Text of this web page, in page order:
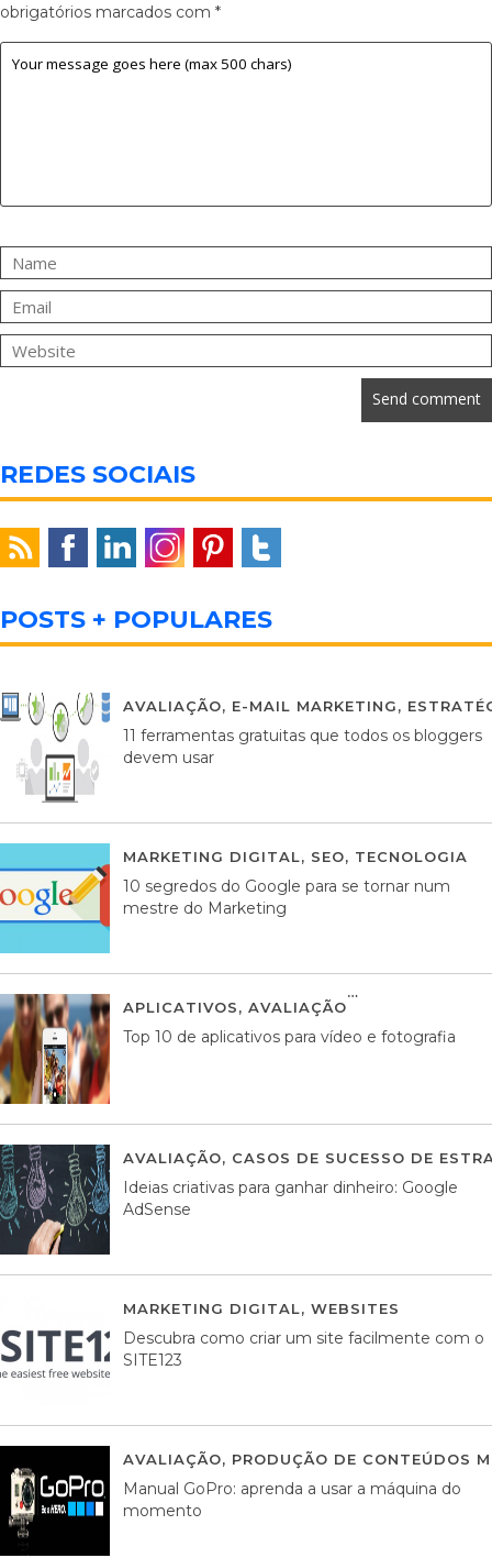
obrigatórios marcados com *
REDES SOCIAIS
POSTS + POPULARES
AVALIAÇÃO, E-MAIL MARKETING,
11 ferramentas gratuitas que todos os bloggers
devem usar
MARKETING DIGITAL, SEO, TECNOLOGIA
10 segredos do Google para se tornar num
mestre do Marketing
APLICATIVOS, AVALIAÇÃO
Top 10 de aplicativos para vídeo e fotografia
AVALIAÇÃO, CASOS DE SUCESSO DE
Ideias criativas para ganhar dinheiro: Google
AdSense
MARKETING DIGITAL, WEBSITES
Descubra como criar um site facilmente com o
SITE123
AVALIAÇÃO, PRODUÇÃO DE CONTEÚDOS
Manual GoPro: aprenda a usar a máquina do
momento